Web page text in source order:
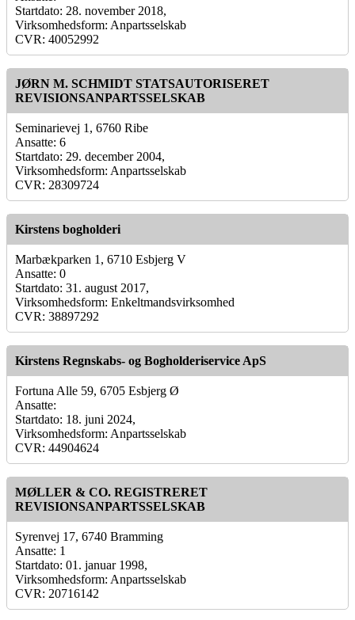
Startdato: 28. november 2018,
Virksomhedsform: Anpartsselskab
CVR: 40052992
JØRN M. SCHMIDT STATSAUTORISERET
REVISIONSANPARTSSELSKAB
Seminarievej 1, 6760 Ribe
Ansatte: 6
Startdato: 29. december 2004,
Virksomhedsform: Anpartsselskab
CVR: 28309724
Kirstens bogholderi
Marbækparken 1, 6710 Esbjerg V
Ansatte: 0
Startdato: 31. august 2017,
Virksomhedsform: Enkeltmandsvirksomhed
CVR: 38897292
Kirstens Regnskabs- og Bogholderiservice ApS
Fortuna Alle 59, 6705 Esbjerg Ø
Ansatte:
Startdato: 18. juni 2024,
Virksomhedsform: Anpartsselskab
CVR: 44904624
MØLLER & CO. REGISTRERET
REVISIONSANPARTSSELSKAB
Syrenvej 17, 6740 Bramming
Ansatte: 1
Startdato: 01. januar 1998,
Virksomhedsform: Anpartsselskab
CVR: 20716142